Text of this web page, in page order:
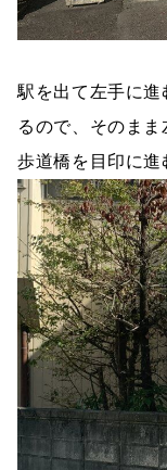
駅を出て左手に進
るので、そのま
歩道橋を目印に進